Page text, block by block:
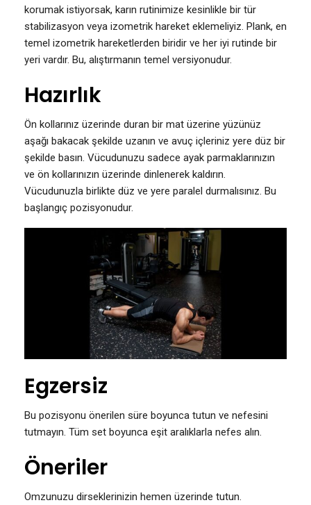
korumak istiyorsak, karın rutinimize kesinlikle bir tür
stabilizasyon veya izometrik hareket eklemeliyiz. Plank, en
temel izometrik hareketlerden biridir ve her iyi rutinde bir
yeri vardır. Bu, alıştırmanın temel versiyonudur.
Hazırlık
Ön kollarınız üzerinde duran bir mat üzerine yüzünüz
aşağı bakacak şekilde uzanın ve avuç içleriniz yere düz bir
şekilde basın. Vücudunuzu sadece ayak parmaklarınızın
ve ön kollarınızın üzerinde dinlenerek kaldırın.
Vücudunuzla birlikte düz ve yere paralel durmalısınız. Bu
başlangıç ​​pozisyonudur.
Egzersiz
Bu pozisyonu önerilen süre boyunca tutun ve nefesini
tutmayın. Tüm set boyunca eşit aralıklarla nefes alın.
Öneriler
Omzunuzu dirseklerinizin hemen üzerinde tutun.